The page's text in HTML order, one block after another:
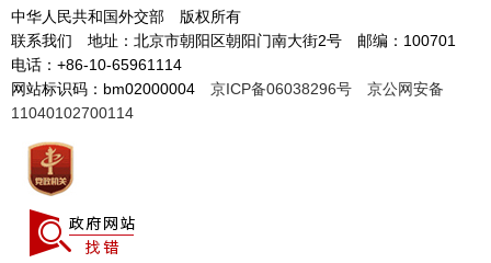
中华人民共和国外交部 版权所有
联系我们 地址：北京市朝阳区朝阳门南大街2号 邮编：100701
电话：+86-10-65961114
网站标识码：bm02000004 京ICP备06038296号
京公网安备
11040102700114